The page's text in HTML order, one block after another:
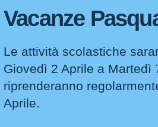
Vacanze
Le attività scolastiche
Giovedì 2 Aprile a Martedì
riprenderanno
Aprile.